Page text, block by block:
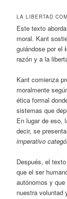
LA LIBERTAD
Este texto
moral. Kant
guiándose por el
razón y a la
Kant comienza
moralmente
ética formal
sistemas que
En lugar de eso,
decir, se
imperativo
Después, el
que el ser
autónomos y
nuestra voluntad